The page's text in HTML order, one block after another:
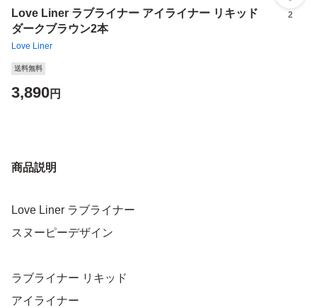
Love Liner ラブライナー アイライナー リキッド
ダークブラウン2本
Love Liner
2
送料無料
3,890円
商品説明
Love Liner ラブライナー
スヌーピーデザイン
ラブライナー リキッド
アイライナー